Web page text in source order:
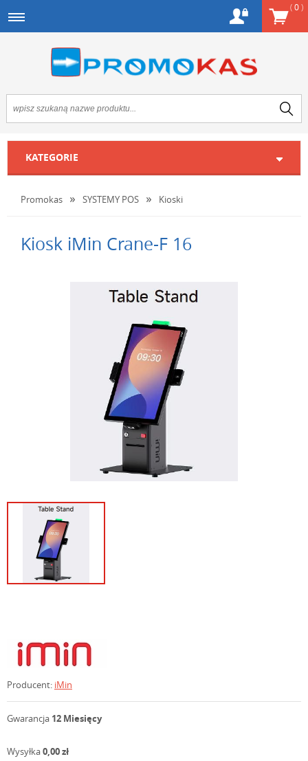
(0)
KATEGORIE
Promokas SYSTEMY POS Kioski
Kiosk iMin Crane-F 16
Producent: iMin
Gwarancja 12 Miesięcy
Wysyłka0,00 zł